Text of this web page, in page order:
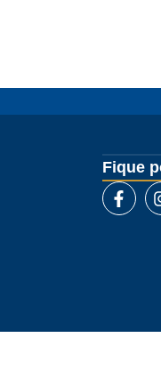
Fique